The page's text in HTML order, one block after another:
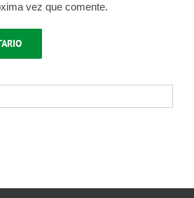
vez que comente.